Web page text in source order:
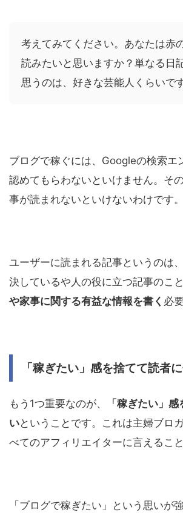
考えてみてください。あなたは赤
読みたいと思いますか？単なる日
思うのは、好きな芸能人くらいで
ブログで稼ぐには、Googleの検索エ
認めてもらわないといけません。そ
事が読まれないといけないわけです。
ユーザーに読まれる記事というのは
決しているや人の役に立つ記事のこと
や家事に関する有益な情報を書く 必
「稼ぎたい」感を捨てて読者
もう1つ重要なのが、
「稼ぎたい」
いということです。これは主婦ブロ
べてのアフィリエイターに言えること
「ブログで稼ぎたい」という思いが